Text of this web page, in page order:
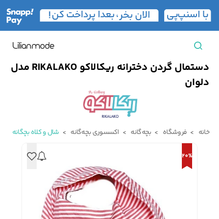
زنانه
مشاهده همه محصولات
تیشرت مردانه
پالتو مردانه
جوراب مردانه کت مردانه کاپشن و پافر مردانه
دستمال گردن دخترانه ریکالاکو RIKALAKO مدل
دلوان
خانه فروشگاه بچه‌گانه اکسسوری بچه‌گانه شال و کلاه بچگانه
20%